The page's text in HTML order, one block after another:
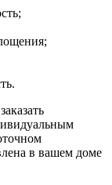
в вашем доме